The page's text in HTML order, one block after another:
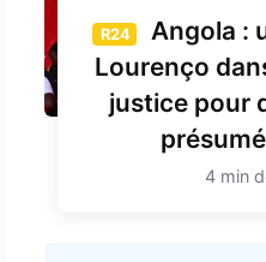
R24
Angola :
Lourenço
justice pour
4 min